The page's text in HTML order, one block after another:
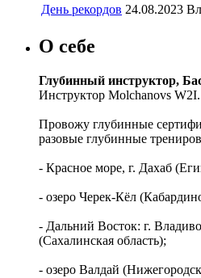
День рекордов 24.08.2023
О себе
Глубинный инструктор,
Инструктор Molchanovs W2I.
Провожу глубинные
разовые глубинные
- Красное море, г. Дахаб
- озеро Черек-Кёл
- Дальний Восток: г.
(Сахалинская область);
- озеро Валдай